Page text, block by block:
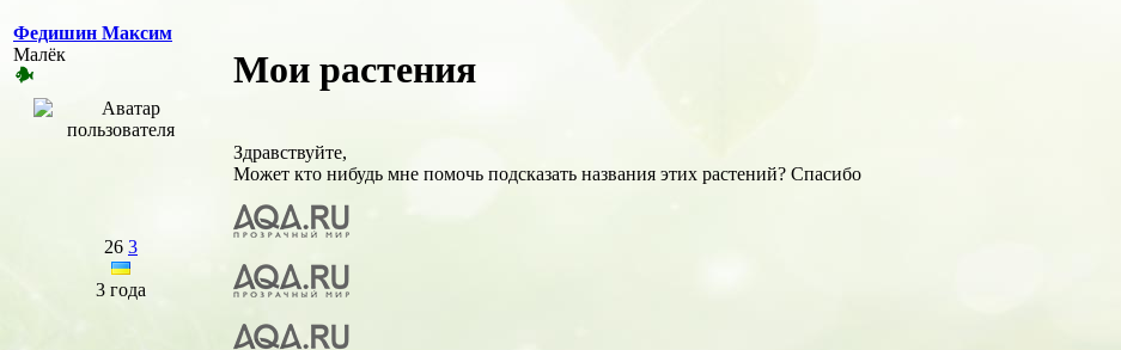
Федишин Максим
Малёк
26 3
3 года
Мои растения
Здравствуйте,
Может кто нибудь мне помочь подсказать названия этих растений? Спасибо